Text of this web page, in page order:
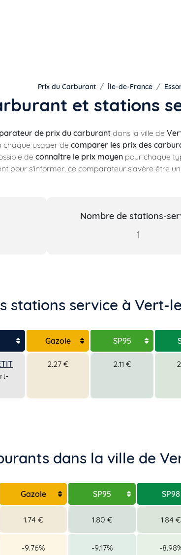
Prix du Carburant Île-de-France
et stations
de prix du carburant dans la ville de
chaque usager de comparer les prix des
de connaître le prix moyen pour chaque
pour s'informer, ce comparateur s'avère être
Nombre de stations-
1
stations service à Vert-
Gazole SP95
2.27 € 2.11 €
dans la ville de
Gazole SP95 SP98
1.74 € 1.80 € 1.84 €
-9.76% -9.17% -